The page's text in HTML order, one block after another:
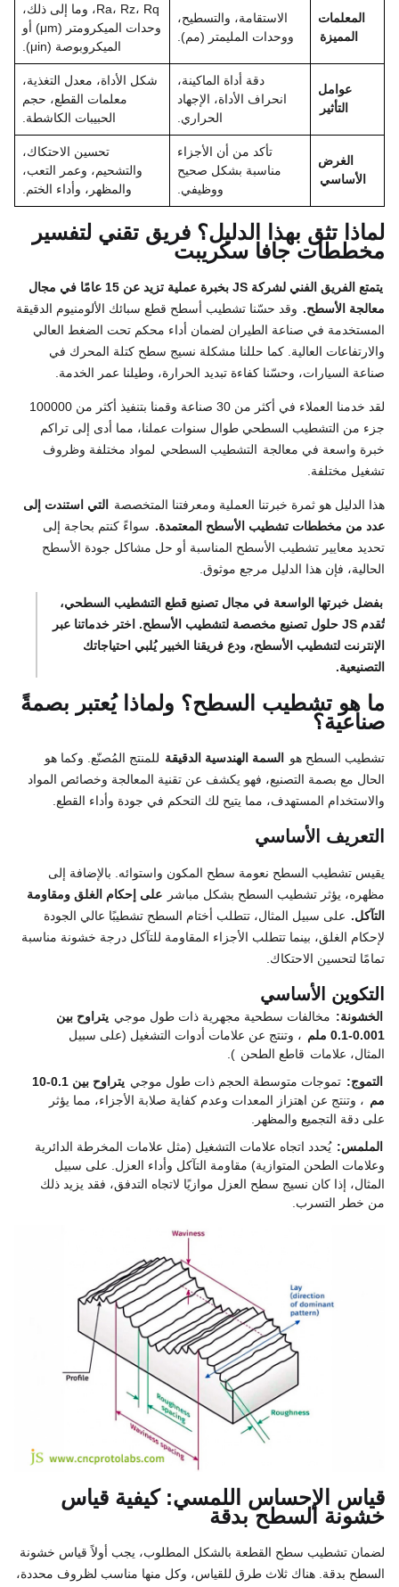
المعلمات
المميزة
الاستقامة، والتسطيح،
ووحدات المليمتر (مم).
Ra، Rz، Rq، وما إلى ذلك،
وحدات الميكرومتر (μm) أو
الميكروبوصة (μin).
عوامل
التأثير
دقة أداة الماكينة،
انحراف الأداة، الإجهاد
الحراري.
شكل الأداة، معدل التغذية،
معلمات القطع، حجم
الحبيبات الكاشطة.
الغرض
الأساسي
تأكد من أن الأجزاء
مناسبة بشكل صحيح
ووظيفي.
تحسين الاحتكاك،
والتشحيم، وعمر التعب،
والمظهر، وأداء الختم.
لماذا تثق بهذا الدليل؟ فريق تقني لتفسير
مخططات جافا سكريبت
يتمتع الفريق الفني لشركة JS بخبرة عملية تزيد عن 15 عامًا في مجال
معالجة الأسطح. وقد حسّنا تشطيب أسطح قطع سبائك الألومنيوم الدقيقة
المستخدمة في صناعة الطيران لضمان أداء محكم تحت الضغط العالي
والارتفاعات العالية. كما حللنا مشكلة نسيج سطح كتلة المحرك في
صناعة السيارات، وحسّنا كفاءة تبديد الحرارة، وطيلنا عمر الخدمة.
لقد خدمنا العملاء في أكثر من 30 صناعة وقمنا بتنفيذ أكثر من 100000
جزء من التشطيب السطحي طوال سنوات عملنا، مما أدى إلى تراكم
خبرة واسعة في معالجة التشطيب السطحي لمواد مختلفة وظروف
تشغيل مختلفة.
هذا الدليل هو ثمرة خبرتنا العملية ومعرفتنا المتخصصة التي استندت إلى
عدد من مخططات تشطيب الأسطح المعتمدة. سواءً كنتم بحاجة إلى
تحديد معايير تشطيب الأسطح المناسبة أو حل مشاكل جودة الأسطح
الحالية، فإن هذا الدليل مرجع موثوق.
بفضل خبرتها الواسعة في مجال تصنيع قطع التشطيب السطحي،
تُقدم JS حلول تصنيع مخصصة لتشطيب الأسطح. اختر خدماتنا عبر
الإنترنت لتشطيب الأسطح، ودع فريقنا الخبير يُلبي احتياجاتك
التصنيعية.
ما هو تشطيب السطح؟ ولماذا يُعتبر بصمةً
صناعية؟
تشطيب السطح هو السمة الهندسية الدقيقة للمنتج المُصنّع. وكما هو
الحال مع بصمة التصنيع، فهو يكشف عن تقنية المعالجة وخصائص المواد
والاستخدام المستهدف، مما يتيح لك التحكم في جودة وأداء القطع.
التعريف الأساسي
يقيس تشطيب السطح نعومة سطح المكون واستوائه. بالإضافة إلى
مظهره، يؤثر تشطيب السطح بشكل مباشر
على إحكام الغلق ومقاومة
التآكل. على سبيل المثال، تتطلب أختام السطح تشطيبًا عالي الجودة
لإحكام الغلق، بينما تتطلب الأجزاء المقاومة للتآكل درجة خشونة مناسبة
تمامًا لتحسين الاحتكاك.
التكوين الأساسي
الخشونة: مخالفات سطحية مجهرية ذات طول موجي يتراوح بين
0.001-0.1 ملم
، وتنتج عن علامات أدوات التشغيل (على سبيل
المثال، علامات قاطع الطحن ).
التموج: تموجات متوسطة الحجم ذات طول موجي
يتراوح بين 0.1-10
مم ، وتنتج عن اهتزاز المعدات وعدم كفاية صلابة الأجزاء، مما يؤثر
على دقة التجميع والمظهر.
الملمس: يُحدد اتجاه علامات التشغيل (مثل علامات المخرطة الدائرية
وعلامات الطحن المتوازية) مقاومة التآكل وأداء العزل. على سبيل
المثال، إذا كان نسيج سطح العزل موازيًا لاتجاه التدفق، فقد يزيد ذلك
من خطر التسرب.
قياس الإحساس اللمسي: كيفية قياس
خشونة السطح بدقة
لضمان تشطيب سطح القطعة بالشكل المطلوب، يجب أولاً قياس خشونة
السطح بدقة. هناك ثلاث طرق للقياس، وكل منها مناسب لظروف محددة،